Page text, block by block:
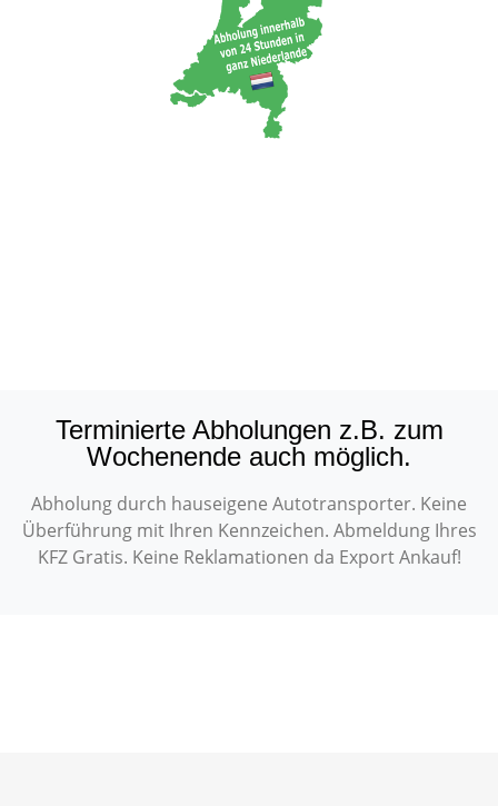
Terminierte Abholungen z.B. zum
Wochenende auch möglich.
Abholung durch hauseigene Autotransporter. Keine
Überführung mit Ihren Kennzeichen. Abmeldung Ihres
KFZ Gratis. Keine Reklamationen da Export Ankauf!